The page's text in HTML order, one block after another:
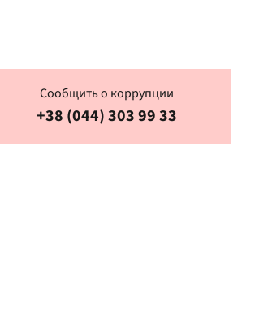
Сообщить о коррупции
+38 (044) 303 99 33